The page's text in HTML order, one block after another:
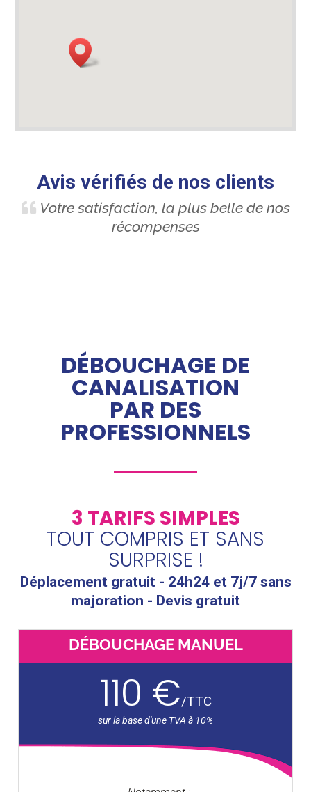
Avis vérifiés de nos clients
Votre satisfaction, la plus belle de nos
récompenses
DÉBOUCHAGE DE
CANALISATION
PAR DES
PROFESSIONNELS
3 TARIFS SIMPLES
TOUT COMPRIS ET SANS
SURPRISE !
Déplacement gratuit - 24h24 et 7j/7 sans
majoration - Devis gratuit
DÉBOUCHAGE MANUEL
110 €/TTC